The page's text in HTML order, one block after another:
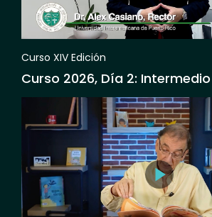
Curso XIV Edición
Curso 2026, Día 2: Intermedio